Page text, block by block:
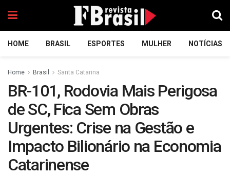
HOME BRASIL ESPORTES MULHER NOTÍCIAS
Home Brasil Santa Catarina
BR-101, Rodovia Mais Perigosa
de SC, Fica Sem Obras
Urgentes: Crise na Gestão e
Impacto Bilionário na Economia
Catarinense